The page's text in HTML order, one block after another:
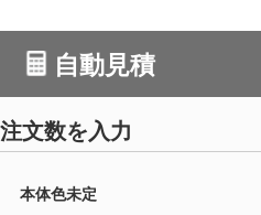
自動見積
注文数を入力
本体色未定